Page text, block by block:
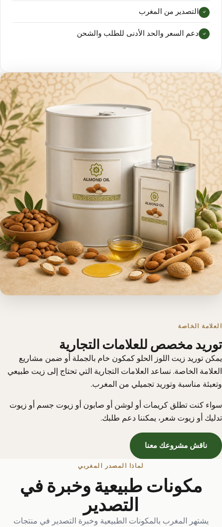
التصدير من المغرب
دعم السعر والحد الأدنى للطلب والشحن
العلامة الخاصة
توريد مخصص للعلامات التجارية
يمكن توريد زيت اللوز الحلو كمكون خام بالجملة أو ضمن مشاريع
العلامة الخاصة. نساعد العلامات التجارية التي تحتاج إلى زيت طبيعي
وتعبئة مناسبة وتوريد تجميلي من المغرب.
سواء كنت تطلق كريمات أو لوشن أو صابون أو زيوت جسم أو زيوت
تدليك أو زيوت شعر، يمكننا دعم طلبك.
ناقش مشروعك معنا
لماذا المصدر المغربي
مكونات طبيعية وخبرة في
التصدير
يشتهر المغرب بالمكونات الطبيعية وخبرة التصدير في منتجات